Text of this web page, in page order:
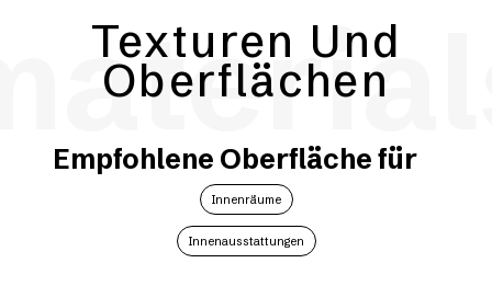
Texturen Und
Oberflächen
Empfohlene Oberfläche für
Innenräume
Innenausstattungen